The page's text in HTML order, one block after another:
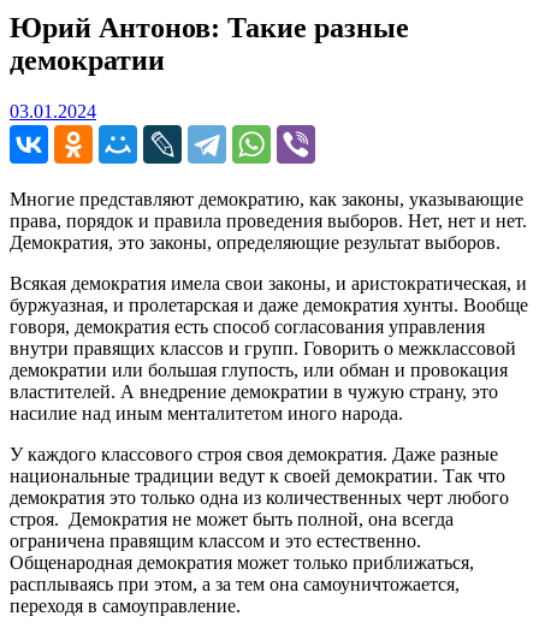
Юрий Антонов: Такие разные
демократии
03.01.202403.01.2024
Многие представляют демократию, как законы, указывающие
права, порядок и правила проведения выборов. Нет, нет и нет.
Демократия, это законы, определяющие результат выборов.
Всякая демократия имела свои законы, и аристократическая, и
буржуазная, и пролетарская и даже демократия хунты. Вообще
говоря, демократия есть способ согласования управления
внутри правящих классов и групп. Говорить о межклассовой
демократии или большая глупость, или обман и провокация
властителей. А внедрение демократии в чужую страну, это
насилие над иным менталитетом иного народа.
У каждого классового строя своя демократия. Даже разные
национальные традиции ведут к своей демократии. Так что
демократия это только одна из количественных черт любого
строя. Демократия не может быть полной, она всегда
ограничена правящим классом и это естественно.
Общенародная демократия может только приближаться,
расплываясь при этом, а за тем она самоуничтожается,
переходя в самоуправление.